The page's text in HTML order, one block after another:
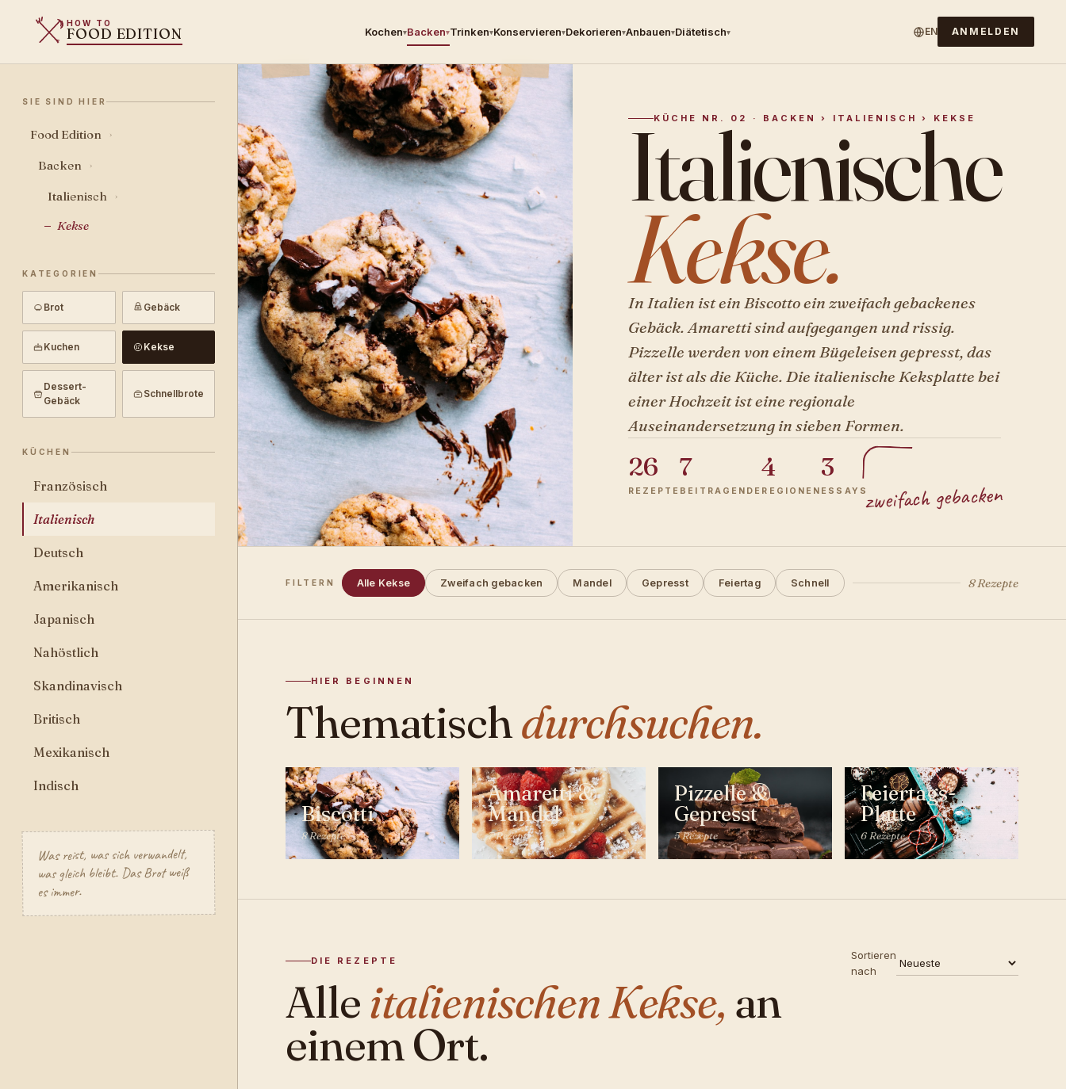
HOW TO
FOOD EDITION Kochen▾Backen▾Trinken▾Konservieren▾Dekorieren▾Anbauen▾Diätetisch▾ EN ANMELDEN
SIE SIND HIER
Food Edition ›
Backen ›
Italienisch ›
Kekse
KATEGORIEN
Brot Gebäck
Kuchen Kekse
Dessert-
Gebäck
Schnellbrote
KÜCHEN
Französisch
Italienisch
Deutsch
Amerikanisch
Japanisch
Nahöstlich
Skandinavisch
Britisch
Mexikanisch
Indisch
Was reist, was sich verwandelt,
was gleich bleibt. Das Brot weiß
es immer.
KÜCHE NR. 02 · BACKEN › ITALIENISCH › KEKSE
Italienische
Kekse.
In Italien ist ein Biscotto ein zweifach gebackenes
Gebäck. Amaretti sind aufgegangen und rissig.
Pizzelle werden von einem Bügeleisen gepresst, das
älter ist als die Küche. Die italienische Keksplatte bei
einer Hochzeit ist eine regionale
Auseinandersetzung in sieben Formen.
26
REZEPTE
7
BEITRAGENDE
4
REGIONEN
3
ESSAYSzweifach gebacken
FILTERN Alle Kekse Zweifach gebacken Mandel Gepresst Feiertag Schnell 8 Rezepte
HIER BEGINNEN
Thematischdurchsuchen.
Biscotti
8 Rezepte
Amaretti &
Mandel
7 Rezepte
Pizzelle &
Gepresst
5 Rezepte
Feiertags-
Platte
6 Rezepte
DIE REZEPTE
Alleitalienischen Kekse, an
einem Ort.
Sortieren
nach